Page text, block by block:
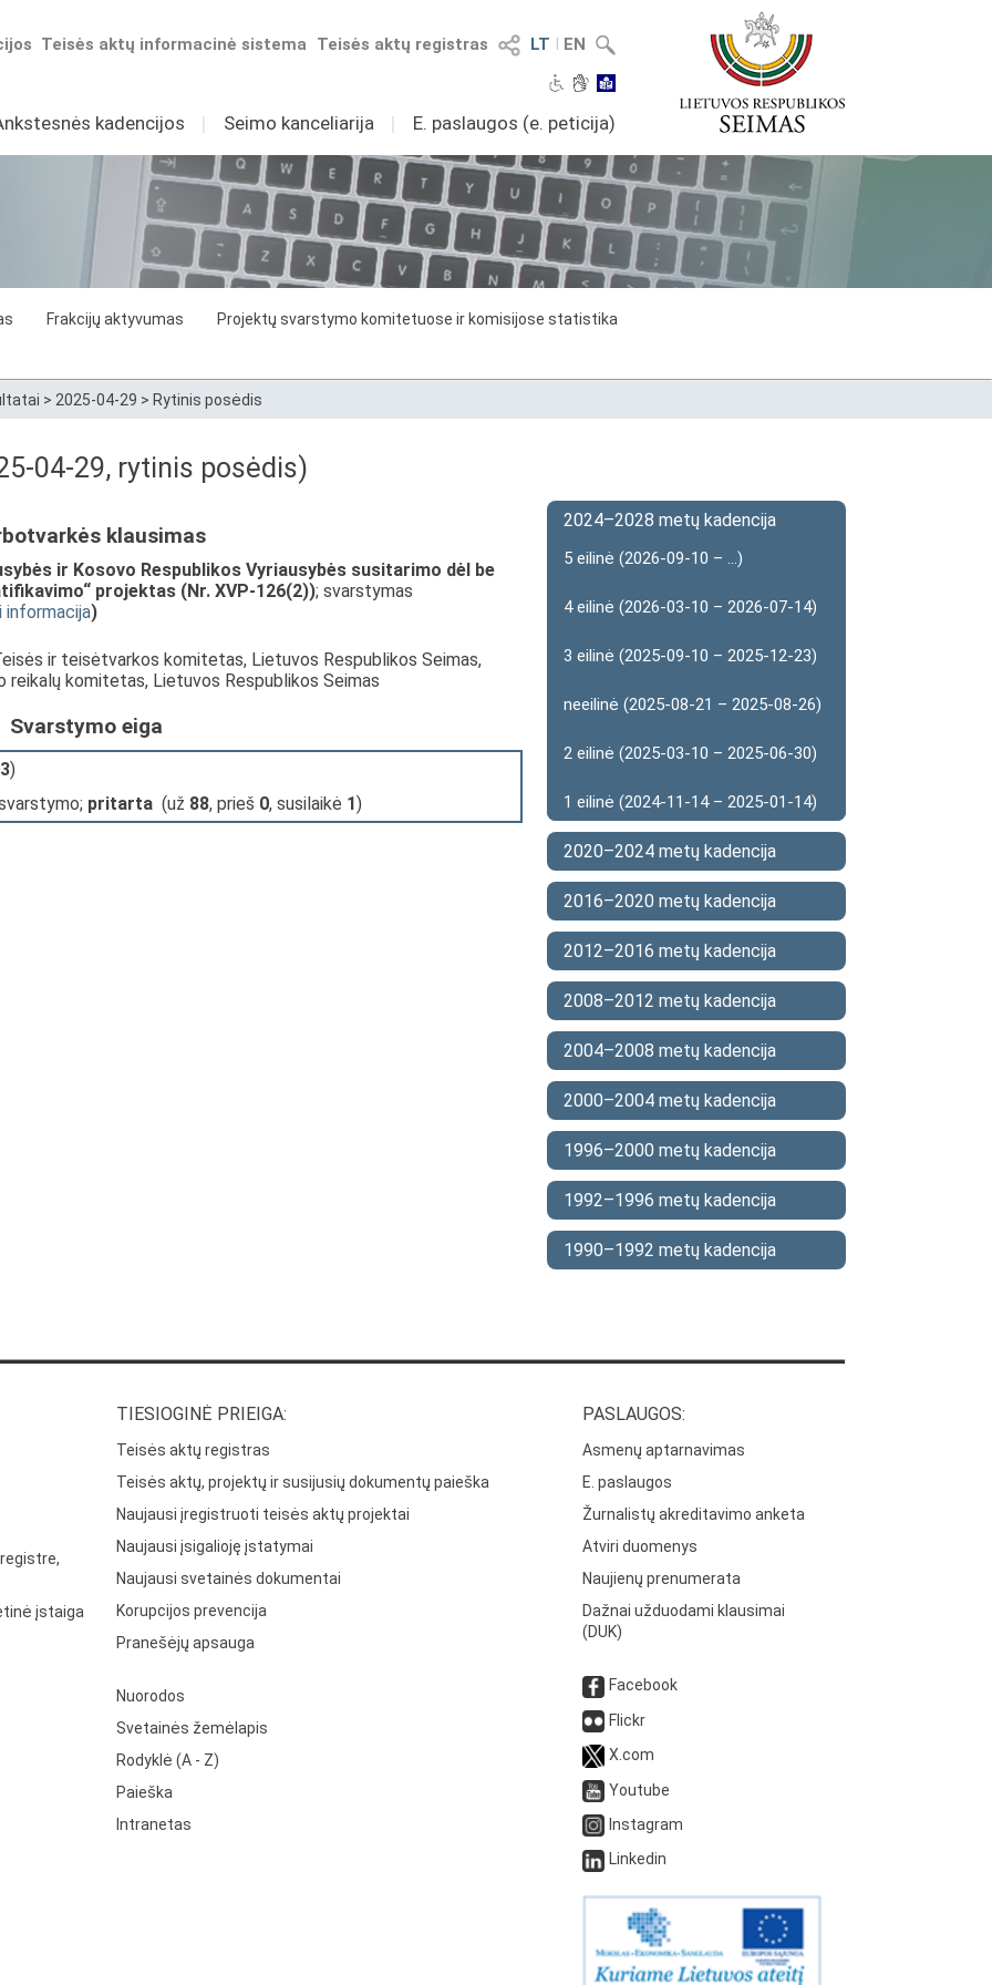
LT I EN
Teisės aktų registras
Teisės aktų informacinė sistema
kadencijos I Seimo kanceliarija I E. paslaugos (e. peticija)
Frakcijų aktyvumas
Projektų svarstymo komitetuose ir komisijose statistika
> 2025-04-29 > Rytinis posėdis
04-29, rytinis posėdis)
klausimas
ir Kosovo Respublikos Vyriausybės susitarimo dėl be
projektas (Nr. XVP-126(2)); svarstymas
informacija)
ir teisėtvarkos komitetas, Lietuvos Respublikos Seimas,
reikalų komitetas, Lietuvos Respublikos Seimas
Svarstymo eiga
)
pritarta (už 88, prieš 0, susilaikė 1)
2024–2028 metų kadencija
5 eilinė (2026-09-10 – ...)
4 eilinė (2026-03-10 – 2026-07-14)
3 eilinė (2025-09-10 – 2025-12-23)
neeilinė (2025-08-21 – 2025-08-26)
2 eilinė (2025-03-10 – 2025-06-30)
1 eilinė (2024-11-14 – 2025-01-14)
2020–2024 metų kadencija
2016–2020 metų kadencija
2012–2016 metų kadencija
2008–2012 metų kadencija
2004–2008 metų kadencija
2000–2004 metų kadencija
1996–2000 metų kadencija
1992–1996 metų kadencija
1990–1992 metų kadencija
įstaiga
TIESIOGINĖ PRIEIGA:
Teisės aktų registras
Teisės aktų, projektų ir susijusių dokumentų paieška
Naujausi įregistruoti teisės aktų projektai
Naujausi įsigalioję įstatymai
Naujausi svetainės dokumentai
Korupcijos prevencija
Pranešėjų apsauga
Nuorodos
Svetainės žemėlapis
Rodyklė (A - Z)
Paieška
Intranetas
PASLAUGOS:
Asmenų aptarnavimas
E. paslaugos
Žurnalistų akreditavimo anketa
Atviri duomenys
Naujienų prenumerata
Dažnai užduodami klausimai
(DUK)
Facebook
Flickr
X.com
Youtube
Instagram
Linkedin